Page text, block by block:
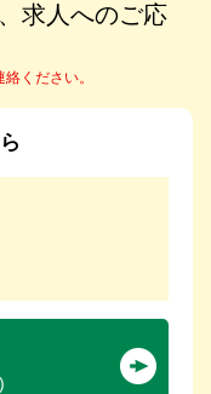
求人へのご応
ください。